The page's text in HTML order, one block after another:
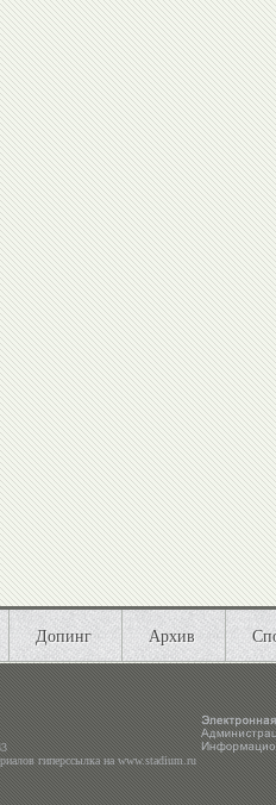
Допинг Архив
гиперссылка наwww.stadium.ru